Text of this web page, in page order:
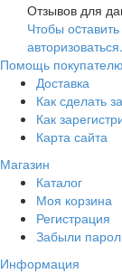
Отзывов для
Чтобы
авторизоваться.
Помощь покупателю
Доставка
Как сделать
Как
Карта сайта
Магазин
Каталог
Моя корзина
Регистрация
Забыли
Информация